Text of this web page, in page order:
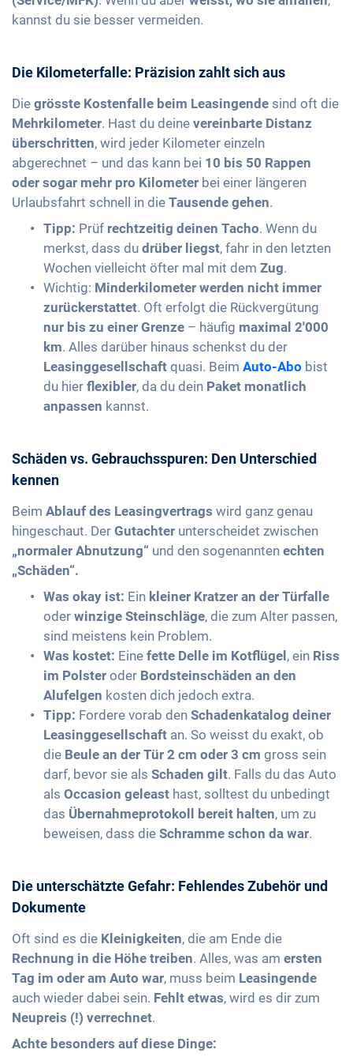
kannst du sie besser vermeiden.
Die Kilometerfalle: Präzision zahlt sich aus
Die grösste Kostenfalle beim Leasingende sind oft die
Mehrkilometer. Hast du deine vereinbarte Distanz
überschritten, wird jeder Kilometer einzeln
abgerechnet – und das kann bei 10 bis 50 Rappen
oder sogar mehr pro Kilometer bei einer längeren
Urlaubsfahrt schnell in die Tausende gehen.
Tipp: Prüf rechtzeitig deinen Tacho. Wenn du
merkst, dass du drüber liegst, fahr in den letzten
Wochen vielleicht öfter mal mit dem Zug.
Wichtig: Minderkilometer werden nicht immer
zurückerstattet. Oft erfolgt die Rückvergütung
nur bis zu einer Grenze – häufig maximal 2'000
km. Alles darüber hinaus schenkst du der
Leasinggesellschaft quasi. Beim Auto-Abo bist
du hier flexibler, da du dein Paket monatlich
anpassen kannst.
Schäden vs. Gebrauchsspuren: Den Unterschied
kennen
Beim Ablauf des Leasingvertrags wird ganz genau
hingeschaut. Der Gutachter unterscheidet zwischen
„normaler Abnutzung“ und den sogenannten echten
„Schäden“.
Was okay ist: Ein kleiner Kratzer an der Türfalle
oder winzige Steinschläge, die zum Alter passen,
sind meistens kein Problem.
Was kostet: Eine fette Delle im Kotflügel, ein Riss
im Polster oder Bordsteinschäden an den
Alufelgen kosten dich jedoch extra.
Tipp: Fordere vorab den Schadenkatalog deiner
Leasinggesellschaft an. So weisst du exakt, ob
die Beule an der Tür 2 cm oder 3 cm gross sein
darf, bevor sie als Schaden gilt. Falls du das Auto
als Occasion geleast hast, solltest du unbedingt
das Übernahmeprotokoll bereit halten, um zu
beweisen, dass die Schramme schon da war.
Die unterschätzte Gefahr: Fehlendes Zubehör und
Dokumente
Oft sind es die Kleinigkeiten, die am Ende die
Rechnung in die Höhe treiben. Alles, was am ersten
Tag im oder am Auto war, muss beim Leasingende
auch wieder dabei sein. Fehlt etwas, wird es dir zum
Neupreis (!) verrechnet.
Achte besonders auf diese Dinge: